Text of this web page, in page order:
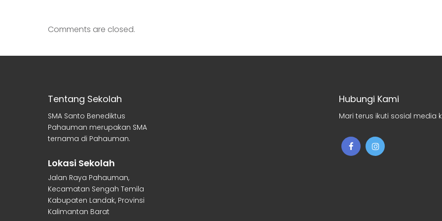
Comments are closed.
Tentang Sekolah
SMA Santo Benediktus
Pahauman merupakan SMA
ternama di Pahauman.
Lokasi Sekolah
Jalan Raya Pahauman,
Kecamatan Sengah Temila
Kabupaten Landak, Provinsi
Kalimantan Barat
Hubungi Kami
Mari terus ikuti sosial media